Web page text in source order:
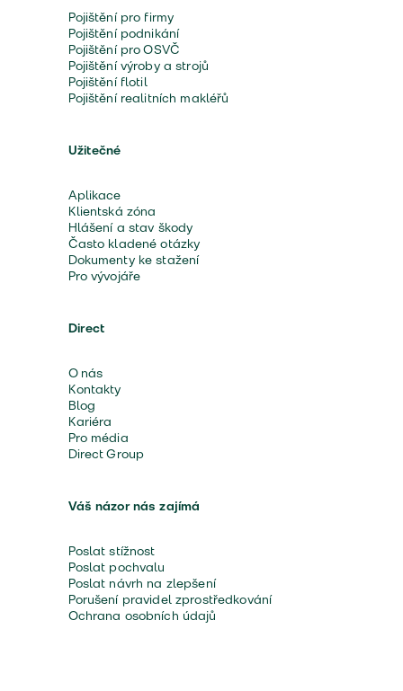
Pojištění pro firmy
Pojištění podnikání
Pojištění pro OSVČ
Pojištění výroby a strojů
Pojištění flotil
Pojištění realitních makléřů
Užitečné
Aplikace
Klientská zóna
Hlášení a stav škody
Často kladené otázky
Dokumenty ke stažení
Pro vývojáře
Direct
O nás
Kontakty
Blog
Kariéra
Pro média
Direct Group
Váš názor nás zajímá
Poslat stížnost
Poslat pochvalu
Poslat návrh na zlepšení
Porušení pravidel zprostředkování
Ochrana osobních údajů